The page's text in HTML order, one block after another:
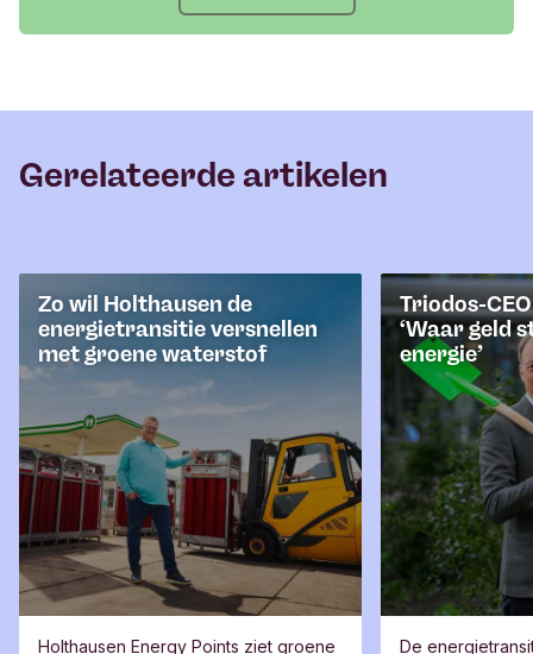
Gerelateerde artikelen
Zo wil Holthausen de
energietransitie versnellen
met groene waterstof
Holthausen Energy Points ziet groene
Triodos-
‘Waar geld
energie’
De